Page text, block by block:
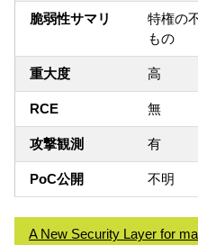
脆弱性サマリ
特権の
もの
重大度 高
RCE 無
攻撃観測 有
PoC公開 不明
A New Security Layer for